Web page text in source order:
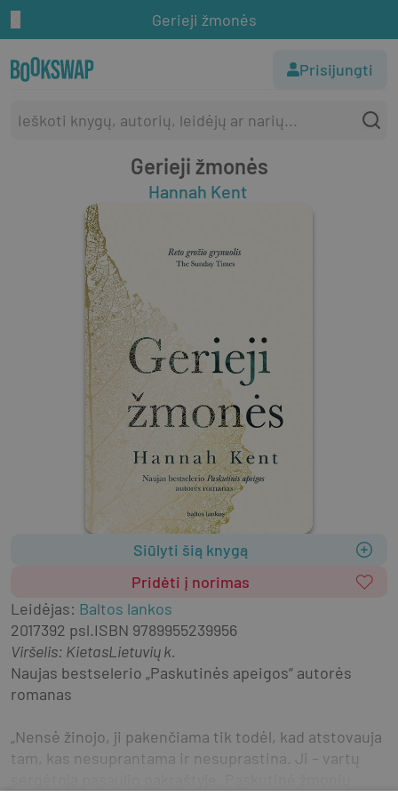
Gerieji žmonės
Prisijungti
Gerieji žmonės
Hannah Kent
Siūlyti šią knygą
Pridėti į norimas
Leidėjas: Baltos lankos
2017392 psl.ISBN 9789955239956
Viršelis: KietasLietuvių k.
Naujas bestselerio „Paskutinės apeigos“ autorės
romanas
„Nensė žinojo, ji pakenčiama tik todėl, kad atstovauja
tam, kas nesuprantama ir nesuprastina. Ji – vartų